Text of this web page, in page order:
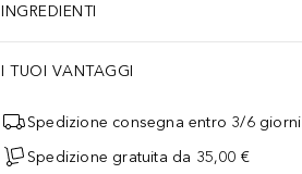
INGREDIENTI
I TUOI VANTAGGI
Spedizione consegna entro 3/6 giorni
Spedizione gratuita da 35,00 €